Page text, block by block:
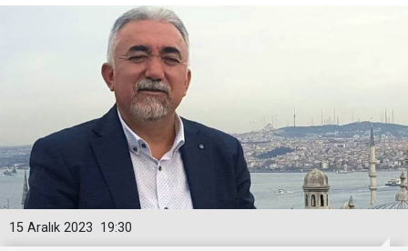
19:30
15 Aralık 2023